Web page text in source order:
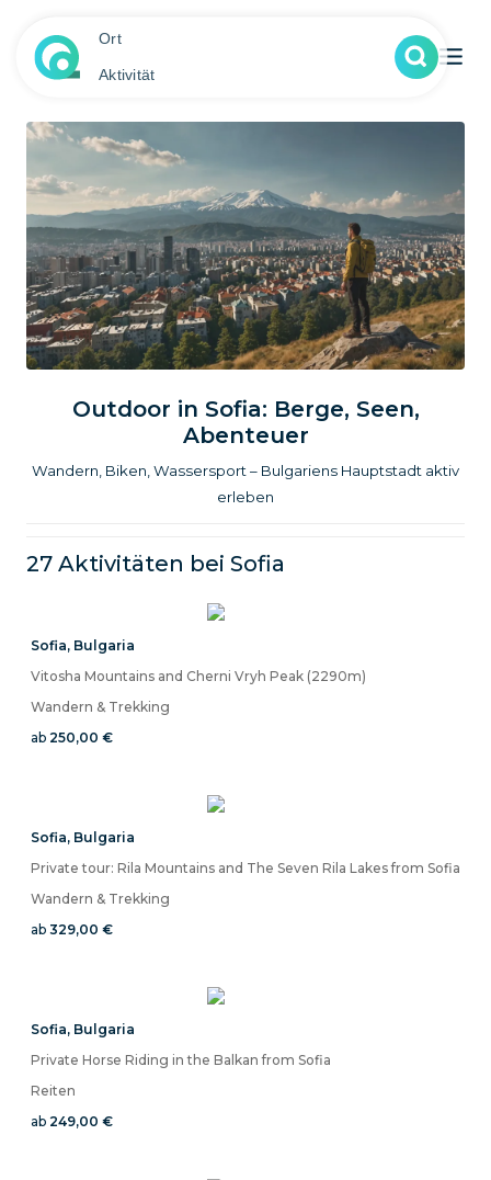
Ort
Aktivität
Outdoor in Sofia: Berge, Seen,
Abenteuer
Wandern, Biken, Wassersport – Bulgariens Hauptstadt aktiv
erleben
27 Aktivitäten bei Sofia
Sofia, Bulgaria
Vitosha Mountains and Cherni Vryh Peak (2290m)
Wandern & Trekking
ab 250,00 €
Sofia, Bulgaria
Private tour: Rila Mountains and The Seven Rila Lakes from Sofia
Wandern & Trekking
ab 329,00 €
Sofia, Bulgaria
Private Horse Riding in the Balkan from Sofia
Reiten
ab 249,00 €